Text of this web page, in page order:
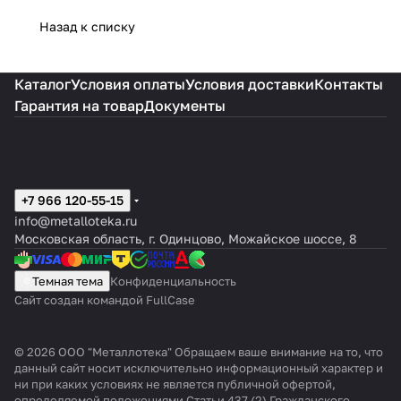
Назад к списку
КаталогУсловия оплатыУсловия доставкиКонтакты
Гарантия на товарДокументы
+7 966 120-55-15
info@metalloteka.ru
Московская область, г. Одинцово, Можайское шоссе, 8
Темная тема Конфиденциальность
Сайт создан командой FullCase
© 2026 ООО "Металлотека" Обращаем ваше внимание на то, что
данный сайт носит исключительно информационный характер и
ни при каких условиях не является публичной офертой,